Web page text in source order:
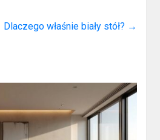
Dlaczego właśnie biały stół? →